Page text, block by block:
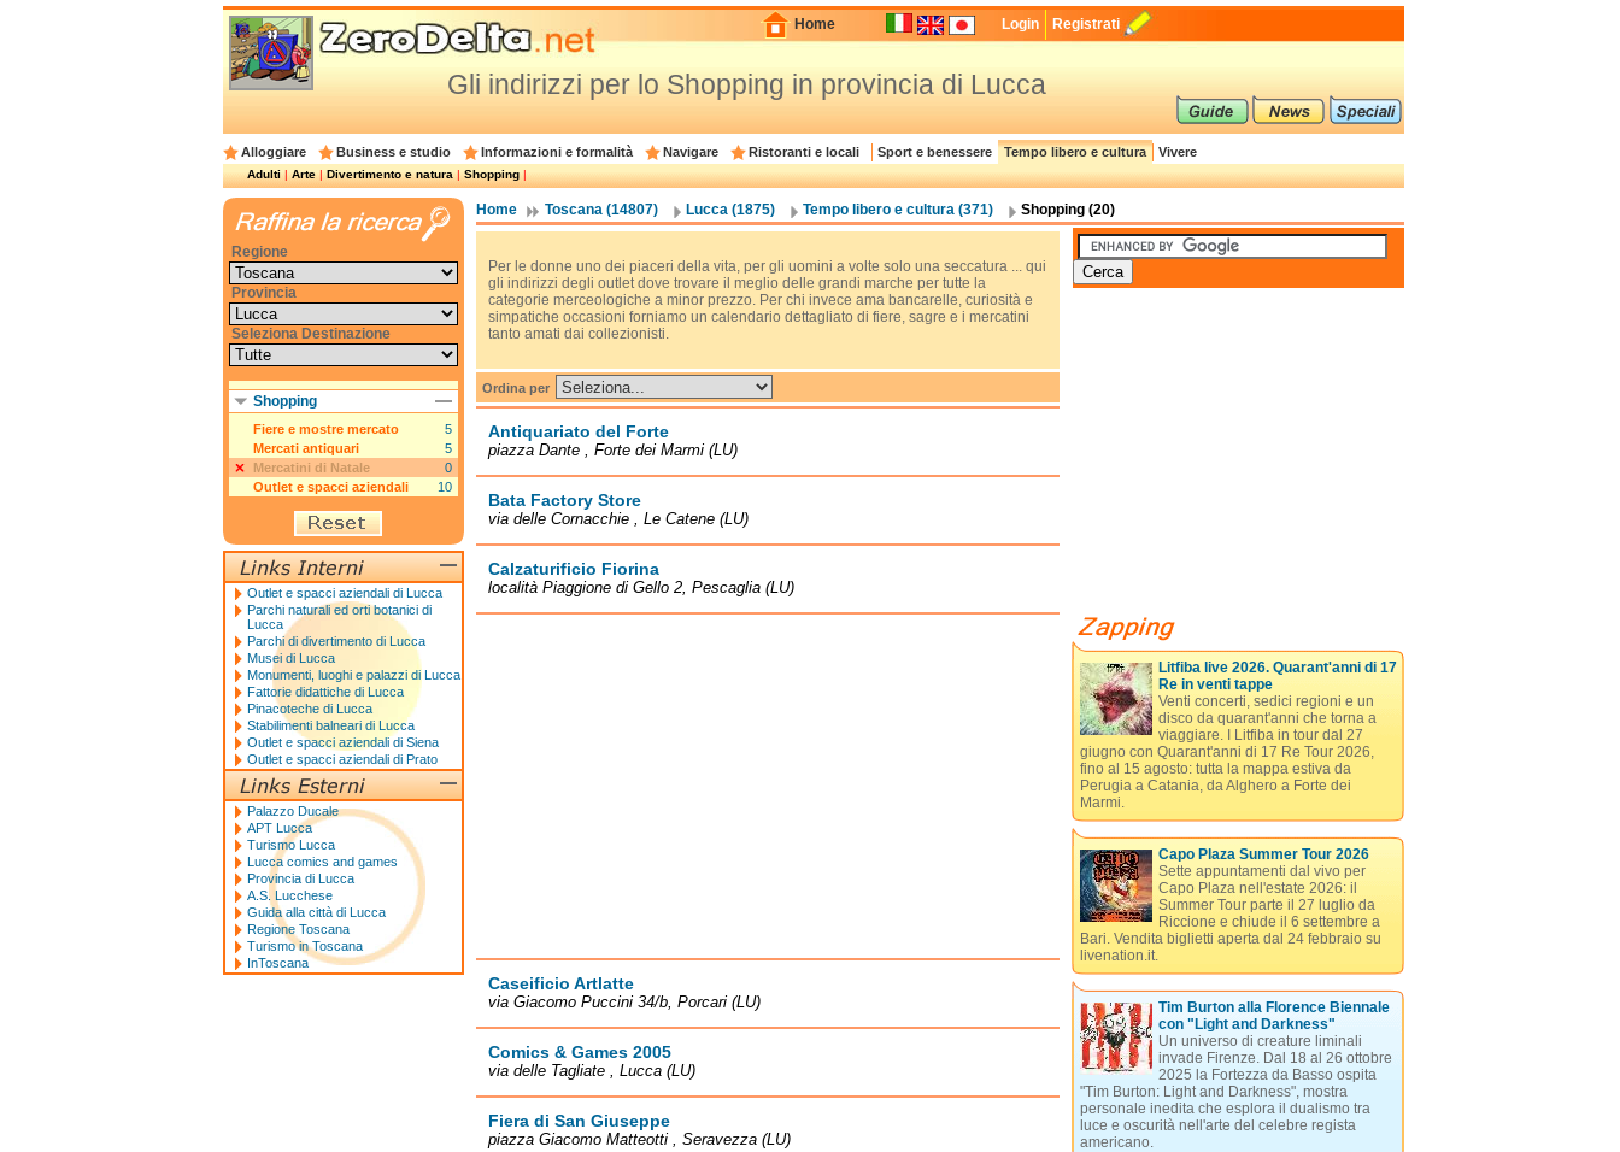
Home Login Registrati
Gli indirizzi per lo Shopping in provincia di Lucca
Alloggiare Business e studio Informazioni e formalità Navigare Ristoranti e locali Sport e benessere Tempo libero e cultura Vivere
Adulti|Arte|Divertimento e natura|Shopping|
Home Toscana (14807) Lucca (1875) Tempo libero e cultura (371) Shopping (20)
Per le donne uno dei piaceri della vita, per gli uomini a volte solo una seccatura ... qui
gli indirizzi degli outlet dove trovare il meglio delle grandi marche per tutte la
categorie merceologiche a minor prezzo. Per chi invece ama bancarelle, curiosità e
simpatiche occasioni forniamo un calendario dettagliato di fiere, sagre e i mercatini
tanto amati dai collezionisti.
Ordina per
Antiquariato del Forte
piazza Dante , Forte dei Marmi (LU)
Bata Factory Store
via delle Cornacchie , Le Catene (LU)
Calzaturificio Fiorina
località Piaggione di Gello 2, Pescaglia (LU)
Caseificio Artlatte
via Giacomo Puccini 34/b, Porcari (LU)
Comics & Games 2005
via delle Tagliate , Lucca (LU)
Fiera di San Giuseppe
piazza Giacomo Matteotti , Seravezza (LU)
Litfiba live 2026. Quarant'anni di 17
Re in venti tappe
Venti concerti, sedici regioni e un
disco da quarant'anni che torna a
viaggiare. I Litfiba in tour dal 27
giugno con Quarant'anni di 17 Re Tour 2026,
fino al 15 agosto: tutta la mappa estiva da
Perugia a Catania, da Alghero a Forte dei
Marmi.
Capo Plaza Summer Tour 2026
Sette appuntamenti dal vivo per
Capo Plaza nell'estate 2026: il
Summer Tour parte il 27 luglio da
Riccione e chiude il 6 settembre a
Bari. Vendita biglietti aperta dal 24 febbraio su
livenation.it.
Tim Burton alla Florence Biennale
con "Light and Darkness"
Un universo di creature liminali
invade Firenze. Dal 18 al 26 ottobre
2025 la Fortezza da Basso ospita
"Tim Burton: Light and Darkness", mostra
personale inedita che esplora il dualismo tra
luce e oscurità nell'arte del celebre regista
americano.
Regione
Provincia
Seleziona Destinazione
Shopping
Fiere e mostre mercato
5
Mercati antiquari
5
Mercatini di Natale
0
Outlet e spacci aziendali
10
Outlet e spacci aziendali di Lucca
Parchi naturali ed orti botanici di
Lucca
Parchi di divertimento di Lucca
Musei di Lucca
Monumenti, luoghi e palazzi di Lucca
Fattorie didattiche di Lucca
Pinacoteche di Lucca
Stabilimenti balneari di Lucca
Outlet e spacci aziendali di Siena
Outlet e spacci aziendali di Prato
Palazzo Ducale
APT Lucca
Turismo Lucca
Lucca comics and games
Provincia di Lucca
A.S. Lucchese
Guida alla città di Lucca
Regione Toscana
Turismo in Toscana
InToscana